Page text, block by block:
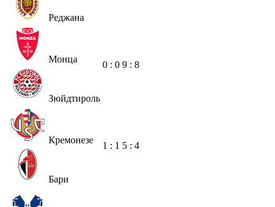
Реджана
Монца
Зюйдтироль
0 : 0 9 : 8
Кремонезе
Бари
1 : 1 5 : 4